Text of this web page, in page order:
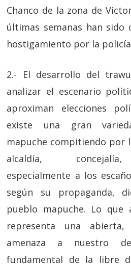
Chanco de la zona de
últimas semanas han sido
hostigamiento por la
2.- El desarrollo del
analizar el escenario
aproximan elecciones
existe una gran
mapuche compitiendo por
alcaldía,
especialmente a los
según su propaganda,
pueblo mapuche. Lo que
representa una
amenaza a nuestro
fundamental de la libre